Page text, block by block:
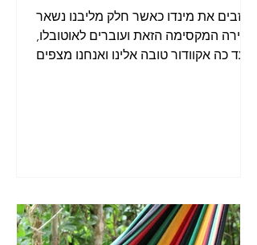
עוזבים את מינדו כאשר חלק מליבנו נשאר
בעיירה המקסימה הזאת ועוברים לאוטובלו,
עד כה אקוודור טובה אלינו ואנחנו מצפים